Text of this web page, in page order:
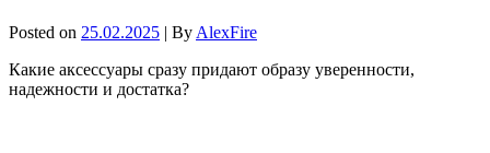
Posted on 25.02.2025 | By AlexFire
Какие аксессуары сразу придают образу уверенности,
надежности и достатка?